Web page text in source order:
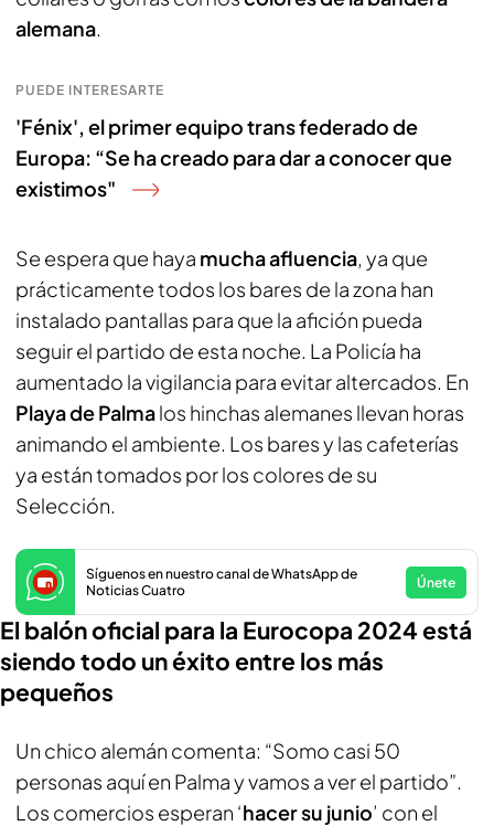
alemana.
PUEDE INTERESARTE
'Fénix', el primer equipo trans federado de
Europa: “Se ha creado para dar a conocer que
existimos"
Se espera que haya mucha afluencia, ya que
prácticamente todos los bares de la zona han
instalado pantallas para que la afición pueda
seguir el partido de esta noche. La Policía ha
aumentado la vigilancia para evitar altercados. En
Playa de Palmalos hinchas alemanes llevan horas
animando el ambiente. Los bares y las cafeterías
ya están tomados por los colores de su
Selección.
Síguenos en nuestro canal de WhatsApp de
Noticias Cuatro
Únete
El balón oficial para la Eurocopa 2024 está
siendo todo un éxito entre los más
pequeños
Un chico alemán comenta: “Somo casi 50
personas aquí en Palma y vamos a ver el partido”.
Los comercios esperan ‘hacer su junio’ con el